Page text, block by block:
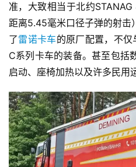
首
页
独
家
准，大致相当于北约
距离5.45毫米口径子弹的射击
了雷诺卡车的原厂配置，不
C系列卡车的装备。甚至包括
启动、座椅加热以及许多民用